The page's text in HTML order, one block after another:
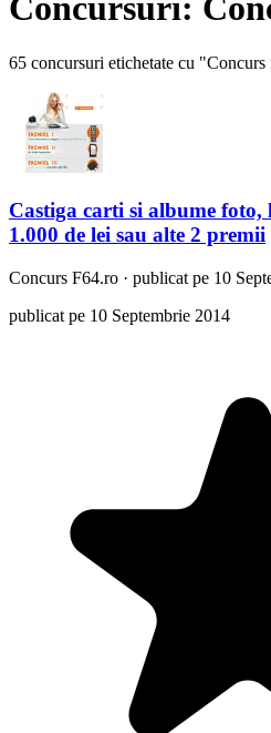
65 concursuri etichetate cu
Castiga carti si albume foto,
1.000 de lei sau alte 2 premii
Concurs F64.ro · publicat pe 10
publicat pe 10 Septembrie 2014